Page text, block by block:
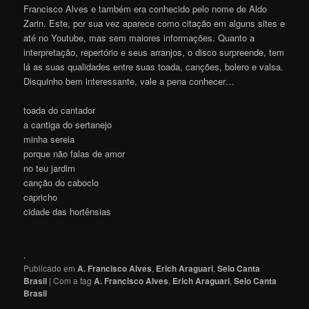
Francisco Alves e também era conhecido pelo nome de Aldo
Zarin. Este, por sua vez aparece como citação em alguns sites e
até no Youtube, mas sem maiores informações. Quanto a
interpretação, repertório e seus arranjos, o disco surpreende, tem
lá as suas qualidades entre suas toada, canções, bolero e valsa.
Disquinho bem interessante, vale a pena conhecer…
toada do cantador
a cantiga do sertanejo
minha sereia
porque não falas de amor
no teu jardim
canção do caboclo
capricho
cidade das hortênsias
.
Publicado em A. Francisco Alves, Erich Araguari,Selo Canta
Brasil |Com a tagA. Francisco Alves, Erich Araguari,Selo Canta
Brasil